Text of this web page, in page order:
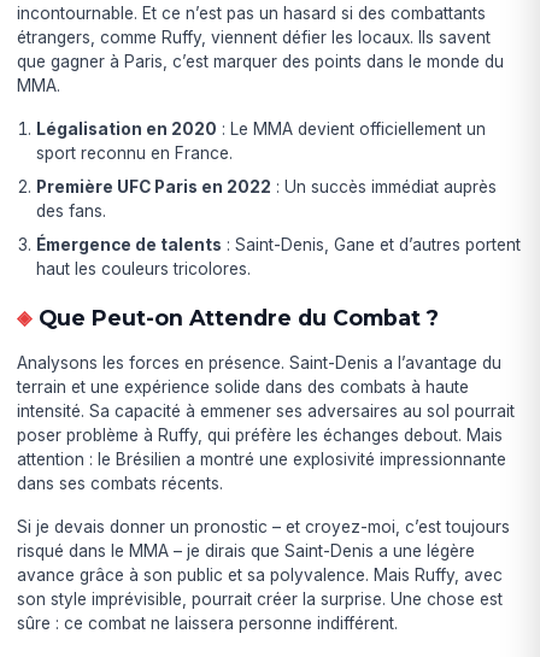
incontournable. Et ce n’est pas un hasard si des combattants
étrangers, comme Ruffy, viennent défier les locaux. Ils savent
que gagner à Paris, c’est marquer des points dans le monde du
MMA.
Légalisation en 2020 : Le MMA devient officiellement un
sport reconnu en France.
Première UFC Paris en 2022 : Un succès immédiat auprès
des fans.
Émergence de talents : Saint-Denis, Gane et d’autres portent
haut les couleurs tricolores.
Que Peut-on Attendre du Combat ?
Analysons les forces en présence. Saint-Denis a l’avantage du
terrain et une expérience solide dans des combats à haute
intensité. Sa capacité à emmener ses adversaires au sol pourrait
poser problème à Ruffy, qui préfère les échanges debout. Mais
attention : le Brésilien a montré une explosivité impressionnante
dans ses combats récents.
Si je devais donner un pronostic – et croyez-moi, c’est toujours
risqué dans le MMA – je dirais que Saint-Denis a une légère
avance grâce à son public et sa polyvalence. Mais Ruffy, avec
son style imprévisible, pourrait créer la surprise. Une chose est
sûre : ce combat ne laissera personne indifférent.